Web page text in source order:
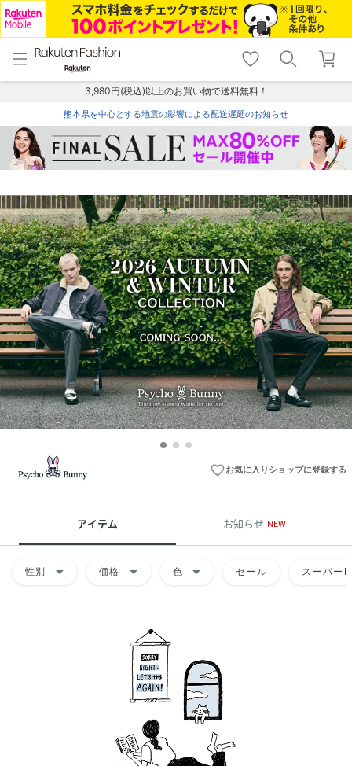
menu home
トップ
shopping_cart lock_outline
ログイン
3,980円(税込)以上のお買い物で送料無料！
熊本県を中心とする地震の影響による配送遅延のお知らせ
favorite_borderお気に入りショップに登録する
アイテム お知らせ NEW
性別 arrow_drop_down 価格 arrow_drop_down 色 arrow_drop_down セール スーパー